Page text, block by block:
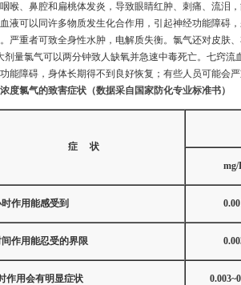
喉、鼻腔和扁桃体发炎，导致眼睛红肿、刺痛、流泪
液可以同许多物质发生化合作用，引起神经功能障碍
严重者可致全身性水肿，电解质失衡。氯气还对皮肤
氯气可以两分钟致人缺氧并急速中毒死亡。七窍流
能障碍，身体长期得不到良好恢复；有些人员可能会严
度氯气的致害症状（数据采自国家防化专业标准书）
症 状
mg/
作用能感受到
作用能忍受的界限
作用会有明显症状